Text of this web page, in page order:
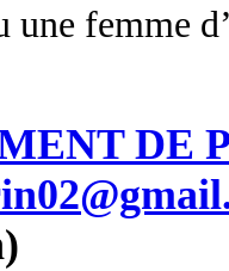
une femme
DE